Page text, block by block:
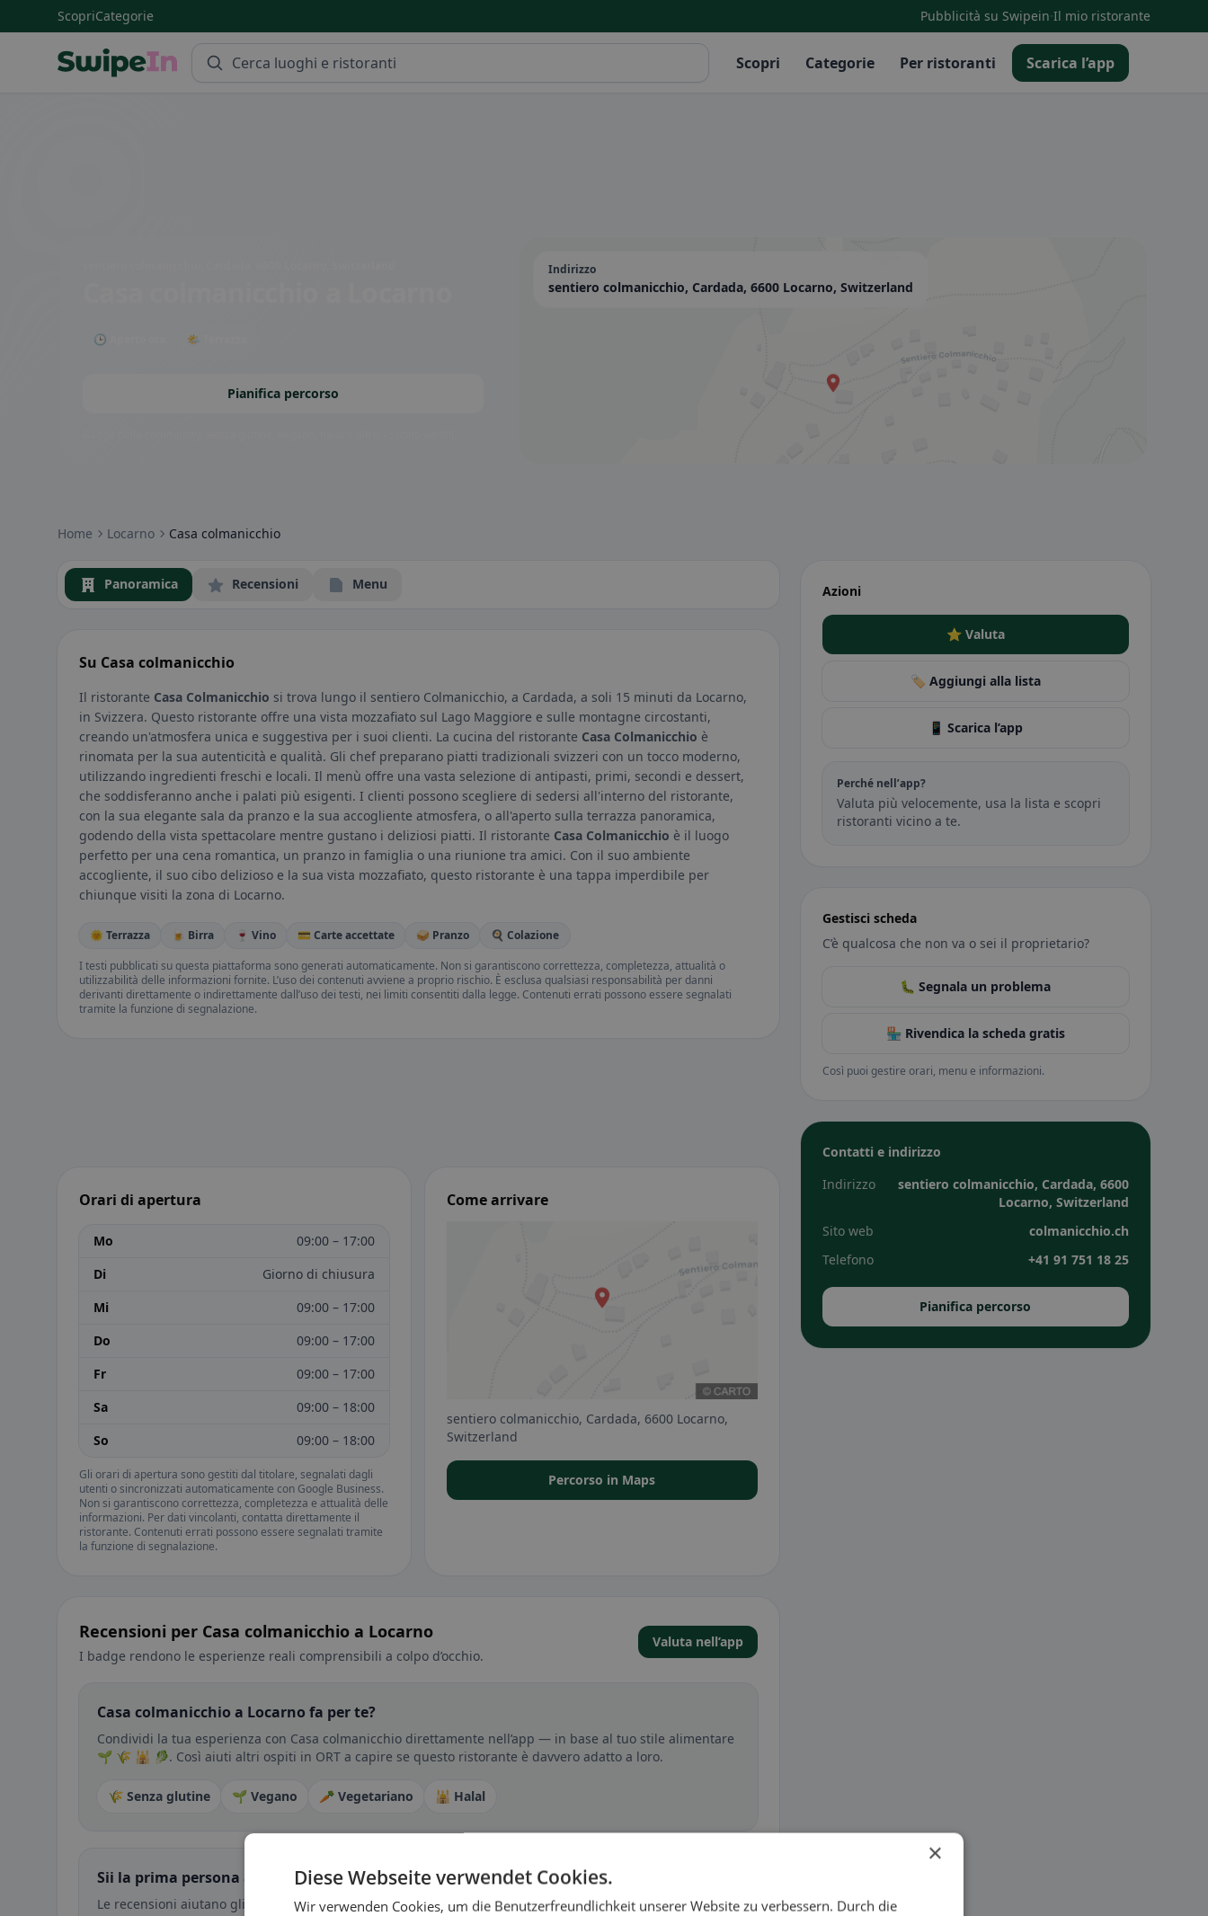
ScopriCategorie Pubblicità su Swipein·Il mio ristorante
Scopri Categorie Per ristoranti Scarica l’app
🕒 Aperto ora 🌤 Terrazza
Pianifica percorso
Indirizzo
sentiero colmanicchio, Cardada, 6600 Locarno, Switzerland
Home Locarno Casa colmanicchio
Panoramica Recensioni Menu
Su Casa colmanicchio
Il ristorante Casa Colmanicchio si trova lungo il sentiero Colmanicchio, a Cardada, a soli 15 minuti da Locarno,
in Svizzera. Questo ristorante offre una vista mozzafiato sul Lago Maggiore e sulle montagne circostanti,
creando un'atmosfera unica e suggestiva per i suoi clienti. La cucina del ristorante Casa Colmanicchio è
rinomata per la sua autenticità e qualità. Gli chef preparano piatti tradizionali svizzeri con un tocco moderno,
utilizzando ingredienti freschi e locali. Il menù offre una vasta selezione di antipasti, primi, secondi e dessert,
che soddisferanno anche i palati più esigenti. I clienti possono scegliere di sedersi all'interno del ristorante,
con la sua elegante sala da pranzo e la sua accogliente atmosfera, o all'aperto sulla terrazza panoramica,
godendo della vista spettacolare mentre gustano i deliziosi piatti. Il ristorante Casa Colmanicchio è il luogo
perfetto per una cena romantica, un pranzo in famiglia o una riunione tra amici. Con il suo ambiente
accogliente, il suo cibo delizioso e la sua vista mozzafiato, questo ristorante è una tappa imperdibile per
chiunque visiti la zona di Locarno.
🌞 Terrazza 🍺 Birra 🍷 Vino 💳 Carte accettate 🥪 Pranzo
🍳 Colazione
I testi pubblicati su questa piattaforma sono generati automaticamente. Non si garantiscono correttezza, completezza, attualità o
utilizzabilità delle informazioni fornite. L’uso dei contenuti avviene a proprio rischio. È esclusa qualsiasi responsabilità per danni
derivanti direttamente o indirettamente dall’uso dei testi, nei limiti consentiti dalla legge. Contenuti errati possono essere segnalati
tramite la funzione di segnalazione.
Orari di apertura
Mo
09:00 – 17:00
Di
Giorno di chiusura
Mi
09:00 – 17:00
Do
09:00 – 17:00
Fr
09:00 – 17:00
Sa
09:00 – 18:00
So
09:00 – 18:00
Gli orari di apertura sono gestiti dal titolare, segnalati dagli
utenti o sincronizzati automaticamente con Google Business.
Non si garantiscono correttezza, completezza e attualità delle
informazioni. Per dati vincolanti, contatta direttamente il
ristorante. Contenuti errati possono essere segnalati tramite
la funzione di segnalazione.
Come arrivare
sentiero colmanicchio, Cardada, 6600 Locarno,
Switzerland
Percorso in Maps
Recensioni per Casa colmanicchio a Locarno
I badge rendono le esperienze reali comprensibili a colpo d’occhio.
Valuta nell’app
Casa colmanicchio a Locarno fa per te?
Condividi la tua esperienza con Casa colmanicchio direttamente nell’app — in base al tuo stile alimentare
🌱 🌾 🕌 🥬. Così aiuti altri ospiti in ORT a capire se questo ristorante è davvero adatto a loro.
🌾 Senza glutine 🌱 Vegano 🥕 Vegetariano 🕌 Halal
Sii la prima persona a condividere la tua esperienza
Le recensioni aiutano gli altri a decidere — soprattutto per senza glutine, vegano, vegetariano o halal.
Azioni
⭐ Valuta
🏷️ Aggiungi alla lista
📱 Scarica l’app
Perché nell’app?
Valuta più velocemente, usa la lista e scopri
ristoranti vicino a te.
Gestisci scheda
C’è qualcosa che non va o sei il proprietario?
🐛 Segnala un problema
🏪 Rivendica la scheda gratis
Così puoi gestire orari, menu e informazioni.
Contatti e indirizzo
Indirizzo
sentiero colmanicchio, Cardada, 6600
Locarno, Switzerland
Sito web
colmanicchio.ch
Telefono
+41 91 751 18 25
Pianifica percorso
×
Diese Webseite verwendet Cookies.
Wir verwenden Cookies, um die Benutzerfreundlichkeit unserer Website zu verbessern. Durch die